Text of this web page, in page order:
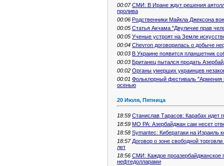
00:07 СМИ: В Иране ждут решения
пролива
00:06 Родственники Майкла Джексона
00:05 Статья Акчама "Двуличие прав
00:05 Ученые устроят на Земле
00:04 Chevron договорилась о добыче
00:03 В Украине появится планшетник
00:03 Британец пытался продать
00:02 Органы умерших украинцев
00:01 Фольклорный фестиваль "Армения
осенью
20 Июля, Пятница
18:59 Станислав Тарасов: Карабах идет
18:59 МО РА: Азербайджан сам несет
18:58 Symantec: Кибератаки на Израиль
18:57 Договор о зоне свободной
лет
18:56 СМИ: Каждое проазербайджанское
нефтедолларами